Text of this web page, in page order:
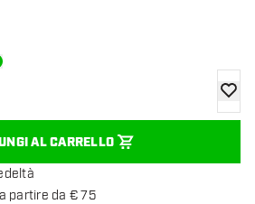
AL CARRELLO
partire da € 75